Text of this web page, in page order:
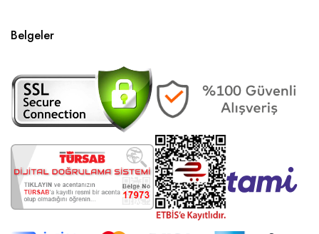
Belgeler